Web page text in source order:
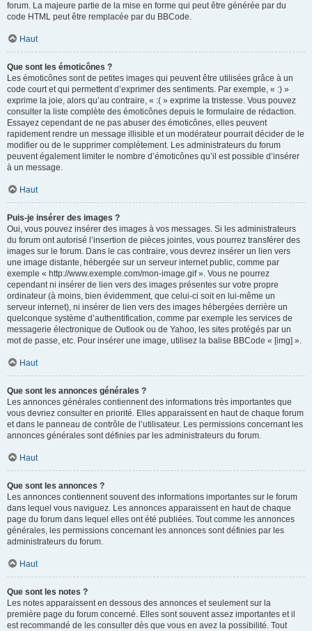
forum. La majeure partie de la mise en forme qui peut être générée par du
code HTML peut être remplacée par du BBCode.
Haut
Que sont les émoticônes ?
Les émoticônes sont de petites images qui peuvent être utilisées grâce à un
code court et qui permettent d’exprimer des sentiments. Par exemple, « :) »
exprime la joie, alors qu’au contraire, « :( » exprime la tristesse. Vous pouvez
consulter la liste complète des émoticônes depuis le formulaire de rédaction.
Essayez cependant de ne pas abuser des émoticônes, elles peuvent
rapidement rendre un message illisible et un modérateur pourrait décider de le
modifier ou de le supprimer complètement. Les administrateurs du forum
peuvent également limiter le nombre d’émoticônes qu’il est possible d’insérer
à un message.
Haut
Puis-je insérer des images ?
Oui, vous pouvez insérer des images à vos messages. Si les administrateurs
du forum ont autorisé l’insertion de pièces jointes, vous pourrez transférer des
images sur le forum. Dans le cas contraire, vous devrez insérer un lien vers
une image distante, hébergée sur un serveur internet public, comme par
exemple « http://www.exemple.com/mon-image.gif ». Vous ne pourrez
cependant ni insérer de lien vers des images présentes sur votre propre
ordinateur (à moins, bien évidemment, que celui-ci soit en lui-même un
serveur internet), ni insérer de lien vers des images hébergées derrière un
quelconque système d’authentification, comme par exemple les services de
messagerie électronique de Outlook ou de Yahoo, les sites protégés par un
mot de passe, etc. Pour insérer une image, utilisez la balise BBCode « [img] ».
Haut
Que sont les annonces générales ?
Les annonces générales contiennent des informations très importantes que
vous devriez consulter en priorité. Elles apparaissent en haut de chaque forum
et dans le panneau de contrôle de l’utilisateur. Les permissions concernant les
annonces générales sont définies par les administrateurs du forum.
Haut
Que sont les annonces ?
Les annonces contiennent souvent des informations importantes sur le forum
dans lequel vous naviguez. Les annonces apparaissent en haut de chaque
page du forum dans lequel elles ont été publiées. Tout comme les annonces
générales, les permissions concernant les annonces sont définies par les
administrateurs du forum.
Haut
Que sont les notes ?
Les notes apparaissent en dessous des annonces et seulement sur la
première page du forum concerné. Elles sont souvent assez importantes et il
est recommandé de les consulter dès que vous en avez la possibilité. Tout